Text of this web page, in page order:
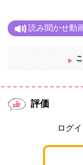
読み聞かせ動
評価
ログ